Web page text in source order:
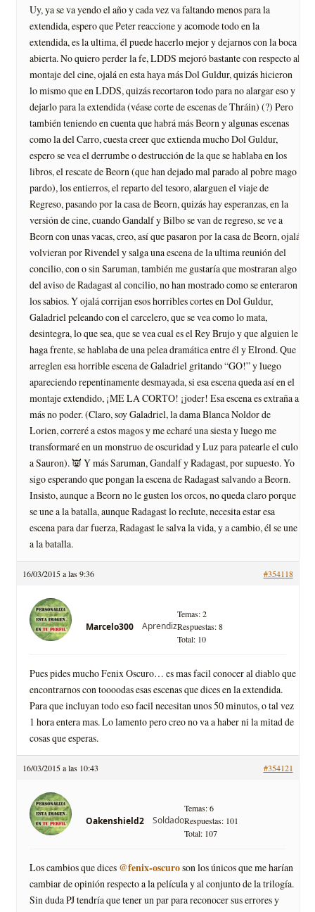
Uy, ya se va yendo el año y cada vez va faltando menos para la
extendida, espero que Peter reaccione y acomode todo en la
extendida, es la ultima, él puede hacerlo mejor y dejarnos con la boca
abierta. No quiero perder la fe, LDDS mejoró bastante con respecto al
montaje del cine, ojalá en esta haya más Dol Guldur, quizás hicieron
lo mismo que en LDDS, quizás recortaron todo para no alargar eso y
dejarlo para la extendida (véase corte de escenas de Thráin) (?) Pero
también teniendo en cuenta que habrá más Beorn y algunas escenas
como la del Carro, cuesta creer que extienda mucho Dol Guldur,
espero se vea el derrumbe o destrucción de la que se hablaba en los
libros, el rescate de Beorn (que han dejado mal parado al pobre mago
pardo), los entierros, el reparto del tesoro, alarguen el viaje de
Regreso, pasando por la casa de Beorn, quizás hay esperanzas, en la
versión de cine, cuando Gandalf y Bilbo se van de regreso, se ve a
Beorn con unas vacas, creo, así que pasaron por la casa de Beorn, ojalá
volvieran por Rivendel y salga una escena de la ultima reunión del
concilio, con o sin Saruman, también me gustaría que mostraran algo
del aviso de Radagast al concilio, no han mostrado como se enteraron
los sabios. Y ojalá corrijan esos horribles cortes en Dol Guldur,
Galadriel peleando con el carcelero, que se vea como lo mata,
desintegra, lo que sea, que se vea cual es el Rey Brujo y que alguien le
haga frente, se hablaba de una pelea dramática entre él y Elrond. Que
arreglen esa horrible escena de Galadriel gritando “GO!” y luego
apareciendo repentinamente desmayada, si esa escena queda así en el
montaje extendido, ¡ME LA CORTO! ¡joder! Esa escena es extraña a
más no poder. (Claro, soy Galadriel, la dama Blanca Noldor de
Lorien, correré a estos magos y me echaré una siesta y luego me
transformaré en un monstruo de oscuridad y Luz para patearle el culo
a Sauron). 👿 Y más Saruman, Gandalf y Radagast, por supuesto. Yo
sigo esperando que pongan la escena de Radagast salvando a Beorn.
Insisto, aunque a Beorn no le gusten los orcos, no queda claro porque
se une a la batalla, aunque Radagast lo reclute, necesita estar esa
escena para dar fuerza, Radagast le salva la vida, y a cambio, él se une
a la batalla.
16/03/2015 a las 9:36 #354118
Marcelo300 Aprendiz
Temas: 2
Respuestas: 8
Total: 10
Pues pides mucho Fenix Oscuro… es mas facil conocer al diablo que
encontrarnos con toooodas esas escenas que dices en la extendida.
Para que incluyan todo eso facil necesitan unos 50 minutos, o tal vez
1 hora entera mas. Lo lamento pero creo no va a haber ni la mitad de
cosas que esperas.
16/03/2015 a las 10:43 #354121
Oakenshield2 Soldado
Temas: 6
Respuestas: 101
Total: 107
Los cambios que dices @fenix-oscuroson los únicos que me harían
cambiar de opinión respecto a la película y al conjunto de la trilogía.
Sin duda PJ tendría que tener un par para reconocer sus errores y